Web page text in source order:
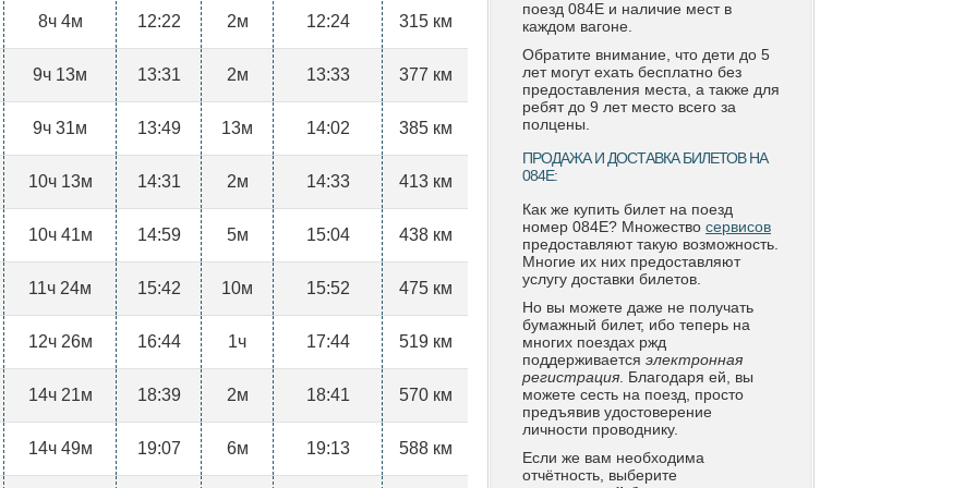
8ч 4м 12:22 2м 12:24 315 км
9ч 13м 13:31 2м 13:33 377 км
9ч 31м 13:49 13м 14:02 385 км
10ч 13м 14:31 2м 14:33 413 км
10ч 41м 14:59 5м 15:04 438 км
11ч 24м 15:42 10м 15:52 475 км
12ч 26м 16:44 1ч 17:44 519 км
14ч 21м 18:39 2м 18:41 570 км
14ч 49м 19:07 6м 19:13 588 км
поезд 084Е и наличие мест в
каждом вагоне.
Обратите внимание, что дети до 5
лет могут ехать бесплатно без
предоставления места, а также для
ребят до 9 лет место всего за
полцены.
ПРОДАЖА И ДОСТАВКА БИЛЕТОВ НА
084Е:
Как же купить билет на поезд
номер 084Е? Множество сервисов
предоставляют такую возможность.
Многие их них предоставляют
услугу доставки билетов.
Но вы можете даже не получать
бумажный билет, ибо теперь на
многих поездах ржд
поддерживается электронная
регистрация . Благодаря ей, вы
можете сесть на поезд, просто
предъявив удостоверение
личности проводнику.
Если же вам необходима
отчётность, выберите